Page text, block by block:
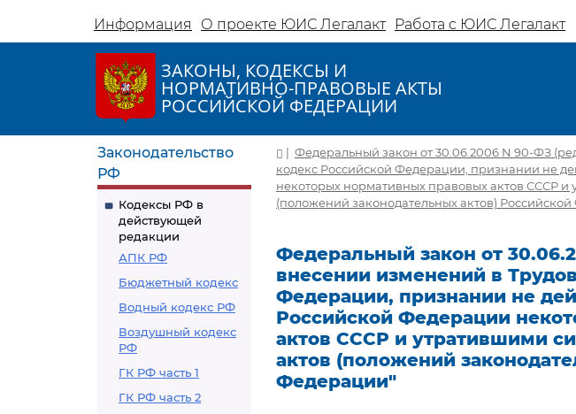
Информация О проекте ЮИС Легалакт Работа с ЮИС Легалакт
ЗАКОНЫ, КОДЕКСЫ И
НОРМАТИВНО-ПРАВОВЫЕ АКТЫ
РОССИЙСКОЙ ФЕДЕРАЦИИ
Законодательство
РФ
Кодексы РФ в
действующей
редакции
АПК РФ
Бюджетный кодекс
Водный кодекс РФ
Воздушный кодекс
РФ
ГК РФ часть 1
ГК РФ часть 2
| Федеральный закон от 30.06.2006 N 90-ФЗ
кодекс Российской Федерации, признании не
некоторых нормативных правовых актов СССР и
(положений законодательных актов)
Федеральный закон от
внесении изменений в
Федерации, признании не
Российской Федерации
актов СССР и утратившими
актов (положений
Федерации"